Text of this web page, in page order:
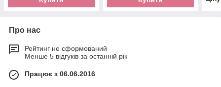
Про нас
Рейтинг не сформований
Менше 5 відгуків за останній рік
Працює з 06.06.2016